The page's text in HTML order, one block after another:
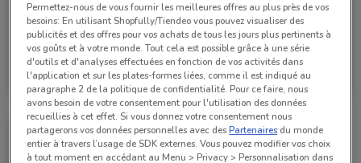
Auchan Supermarché
Valable jusqu'à demain
Permettez-nous de vous fournir les meilleures offres au plus près de vos
besoins: En utilisant Shopfully/Tiendeo vous pouvez visualiser des
publicités et des offres pour vos achats de tous les jours plus pertinents à
vos goûts et à votre monde. Tout cela est possible grâce à une série
d'outils et d'analyses effectuées en fonction de vos activités dans
l'application et sur les plates-formes liées, comme il est indiqué au
paragraphe 2 de la politique de confidentialité. Pour ce faire, nous
avons besoin de votre consentement pour l'utilisation des données
recueillies à cet effet. Si vous donnez votre consentement nous
partagerons vos données personnelles avec desPartenaires du monde
entier à travers l’usage de SDK externes. Vous pouvez modifier vos choix
à tout moment en accédant au Menu > Privacy > Personnalisation dans